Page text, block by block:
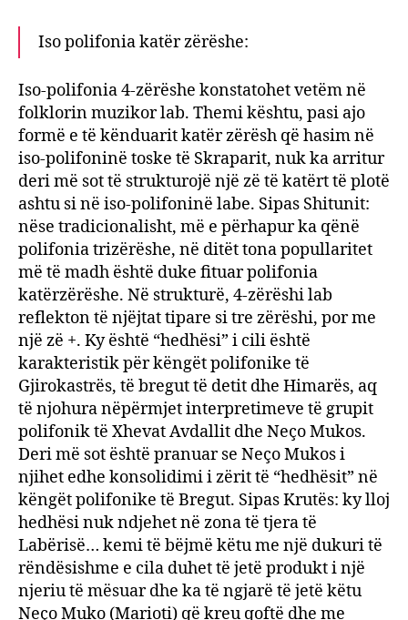
Iso polifonia katër zërëshe:
Iso-polifonia 4-zërëshe konstatohet vetëm në
folklorin muzikor lab. Themi kështu, pasi ajo
formë e të kënduarit katër zërësh që hasim në
iso-polifoninë toske të Skraparit, nuk ka arritur
deri më sot të strukturojë një zë të katërt të plotë
ashtu si në iso-polifoninë labe. Sipas Shitunit:
nëse tradicionalisht, më e përhapur ka qënë
polifonia trizërëshe, në ditët tona popullaritet
më të madh është duke fituar polifonia
katërzërëshe. Në strukturë, 4-zërëshi lab
reflekton të njëjtat tipare si tre zërëshi, por me
një zë +. Ky është “hedhësi” i cili është
karakteristik për këngët polifonike të
Gjirokastrës, të bregut të detit dhe Himarës, aq
të njohura nëpërmjet interpretimeve të grupit
polifonik të Xhevat Avdallit dhe Neço Mukos.
Deri më sot është pranuar se Neço Mukos i
njihet edhe konsolidimi i zërit të “hedhësit” në
këngët polifonike të Bregut. Sipas Krutës: ky lloj
hedhësi nuk ndjehet në zona të tjera të
Labërisë… kemi të bëjmë këtu me një dukuri të
rëndësishme e cila duhet të jetë produkt i një
njeriu të mësuar dhe ka të ngjarë të jetë këtu
Neço Muko (Marioti) që kreu qoftë dhe me